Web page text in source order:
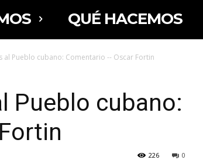
QUÉ HACEMOS
al Pueblo cubano: Comentario -- Oscar Fortin
Pueblo cubano:
0
226